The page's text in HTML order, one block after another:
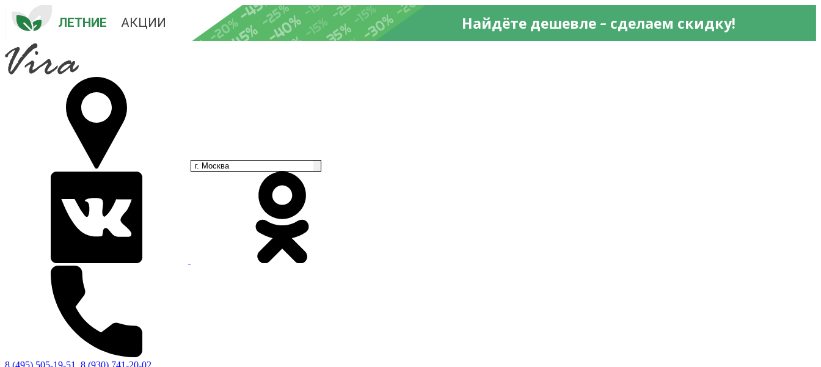
-20%
-35%
-15%
-25%
-35%
-25%
-45%
-15%
-35%
-15%
-40%
-15%
-30%
ЛЕТНИЕ АКЦИИ Найдёте дешевле - сделаем скидку!
г. Москва
8 (495) 505-19-51, 8 (930) 741-20-02